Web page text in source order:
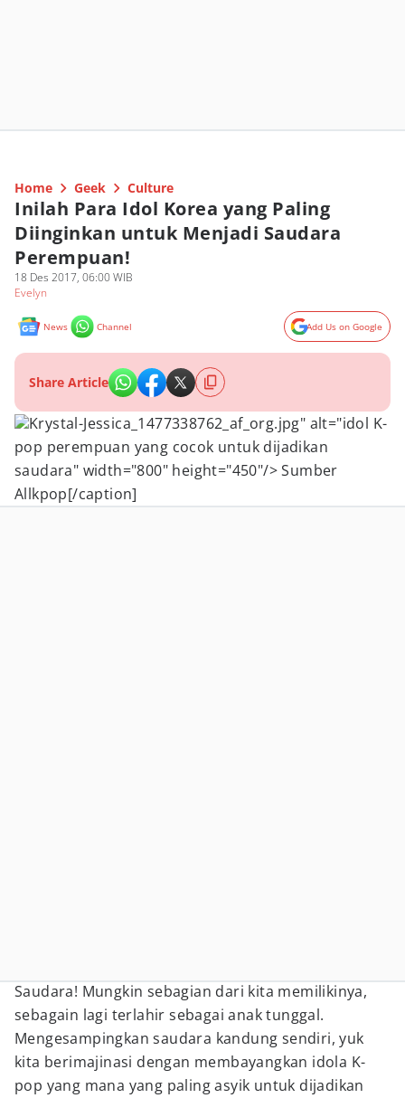
Home Geek Culture
Inilah Para Idol Korea yang Paling
Diinginkan untuk Menjadi Saudara
Perempuan!
18 Des 2017, 06:00 WIB
Evelyn
News Channel Add Us on Google
Share Article
Krystal-Jessica_1477338762_af_org.jpg" alt="idol K-
pop perempuan yang cocok untuk dijadikan
saudara" width="800" height="450"/> Sumber
Allkpop[/caption]
Saudara! Mungkin sebagian dari kita memilikinya,
sebagain lagi terlahir sebagai anak tunggal.
Mengesampingkan saudara kandung sendiri, yuk
kita berimajinasi dengan membayangkan idola K-
pop yang mana yang paling asyik untuk dijadikan